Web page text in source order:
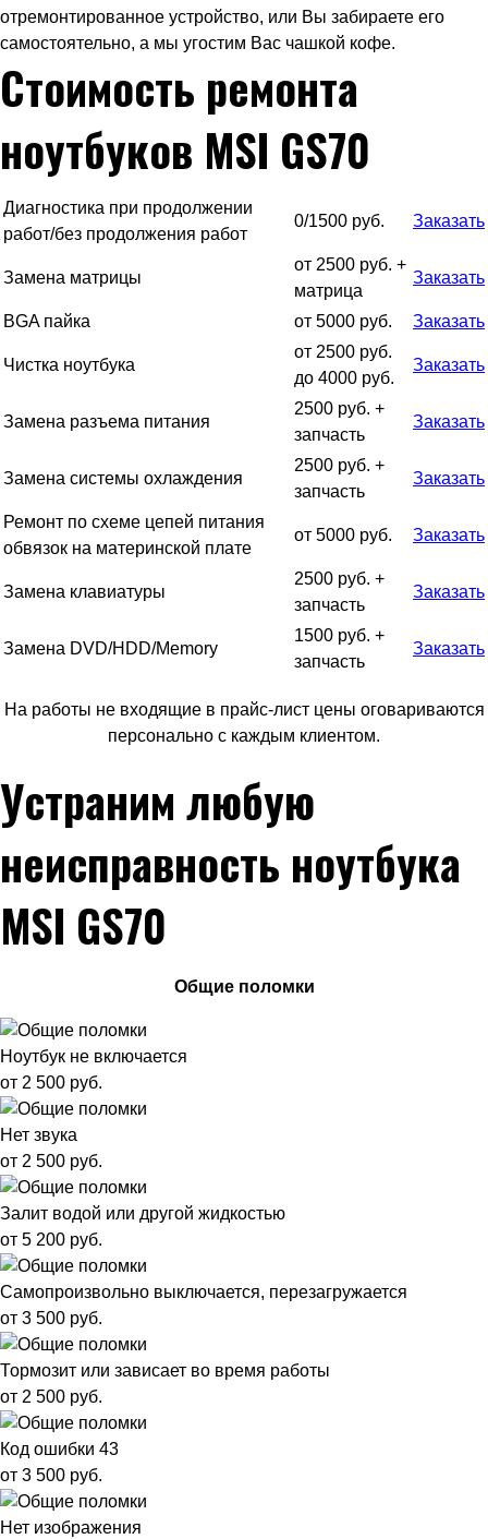
отремонтированное устройство, или Вы забираете его
самостоятельно, а мы угостим Вас чашкой кофе.
Стоимость ремонта
ноутбуков MSI GS70
Диагностика при продолжении
работ/без продолжения работ
0/1500 руб. Заказать
Замена матрицы
от 2500 руб. +
матрица
Заказать
BGA пайка от 5000 руб. Заказать
Чистка ноутбука
от 2500 руб.
до 4000 руб.
Заказать
Замена разъема питания
2500 руб. +
запчасть
Заказать
Замена системы охлаждения
2500 руб. +
запчасть
Заказать
Ремонт по схеме цепей питания
обвязок на материнской плате
от 5000 руб. Заказать
Замена клавиатуры
2500 руб. +
запчасть
Заказать
Замена DVD/HDD/Memory
1500 руб. +
запчасть
Заказать
На работы не входящие в прайс-лист цены оговариваются
персонально с каждым клиентом.
Устраним любую
неисправность ноутбука
MSI GS70
Общие поломки
Ноутбук не включается
от 2 500 руб.
Нет звука
от 2 500 руб.
Залит водой или другой жидкостью
от 5 200 руб.
Самопроизвольно выключается, перезагружается
от 3 500 руб.
Тормозит или зависает во время работы
от 2 500 руб.
Код ошибки 43
от 3 500 руб.
Нет изображения